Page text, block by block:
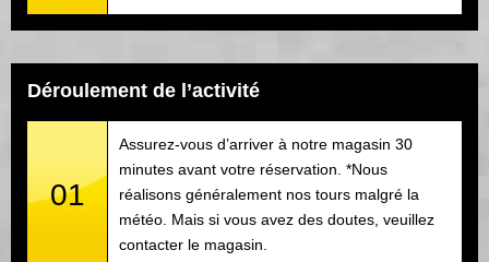
Déroulement de l’activité
01
Assurez-vous d’arriver à notre magasin 30
minutes avant votre réservation. *Nous
réalisons généralement nos tours malgré la
météo. Mais si vous avez des doutes, veuillez
contacter le magasin.